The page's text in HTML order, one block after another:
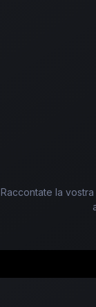
Raccontate la